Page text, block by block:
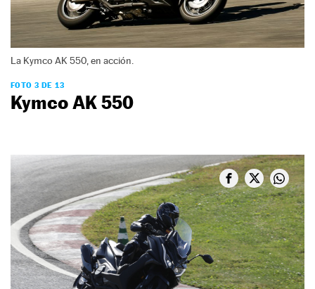
La Kymco AK 550, en acción.
FOTO 3 DE 13
Kymco AK 550